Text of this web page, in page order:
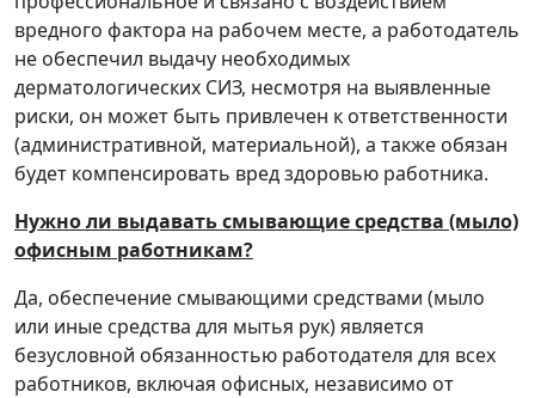
вредного фактора на рабочем месте, а работодатель
не обеспечил выдачу необходимых
дерматологических СИЗ, несмотря на выявленные
риски, он может быть привлечен к ответственности
(административной, материальной), а также обязан
будет компенсировать вред здоровью работника.
Нужно ли выдавать смывающие средства (мыло)
офисным работникам?
Да, обеспечение смывающими средствами (мыло
или иные средства для мытья рук) является
безусловной обязанностью работодателя для всех
работников, включая офисных, независимо от